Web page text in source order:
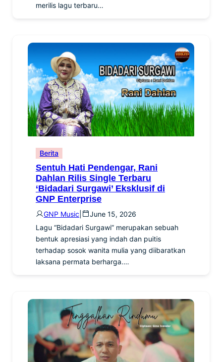
merilis lagu terbaru…
Berita
Sentuh Hati Pendengar, Rani
Dahlan Rilis Single Terbaru
‘Bidadari Surgawi’ Eksklusif di
GNP Enterprise
GNP Music
June 15, 2026
Lagu “Bidadari Surgawi” merupakan sebuah
bentuk apresiasi yang indah dan puitis
terhadap sosok wanita mulia yang diibaratkan
laksana permata berharga.…